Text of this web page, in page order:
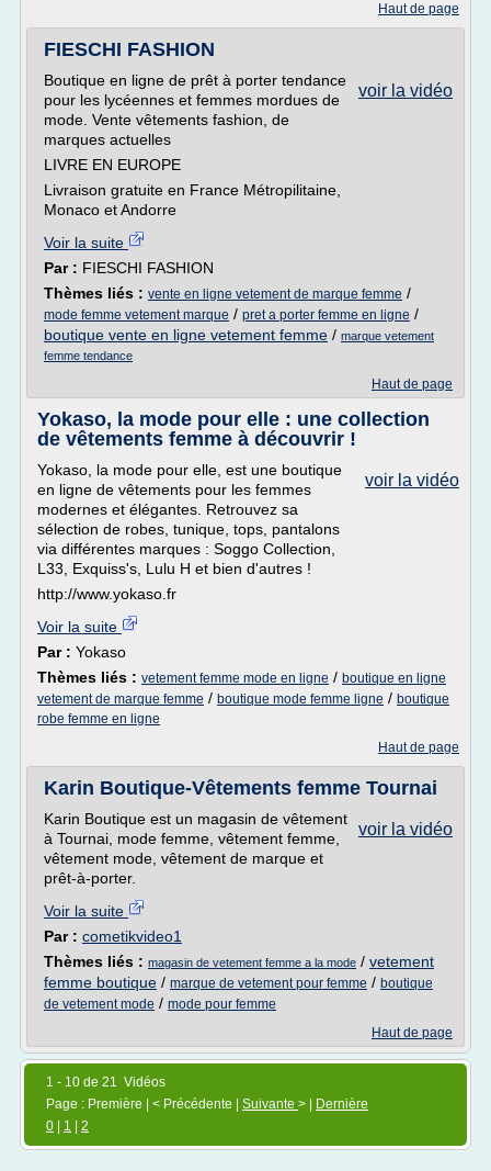
Haut de page
FIESCHI FASHION
voir la vidéo
Boutique en ligne de prêt à porter tendance
pour les lycéennes et femmes mordues de
mode. Vente vêtements fashion, de
marques actuelles
LIVRE EN EUROPE
Livraison gratuite en France Métropilitaine,
Monaco et Andorre
Voir la suite
Par : FIESCHI FASHION
Thèmes liés : vente en ligne vetement de marque femme /
mode femme vetement marque / pret a porter femme en ligne /
boutique vente en ligne vetement femme / marque vetement
femme tendance
Haut de page
Yokaso, la mode pour elle : une collection
de vêtements femme à découvrir !
voir la vidéo
Yokaso, la mode pour elle, est une boutique
en ligne de vêtements pour les femmes
modernes et élégantes. Retrouvez sa
sélection de robes, tunique, tops, pantalons
via différentes marques : Soggo Collection,
L33, Exquiss's, Lulu H et bien d'autres !
http://www.yokaso.fr
Voir la suite
Par : Yokaso
Thèmes liés : vetement femme mode en ligne / boutique en ligne
vetement de marque femme / boutique mode femme ligne / boutique
robe femme en ligne
Haut de page
Karin Boutique-Vêtements femme Tournai
voir la vidéo
Karin Boutique est un magasin de vêtement
à Tournai, mode femme, vêtement femme,
vêtement mode, vêtement de marque et
prêt-à-porter.
Voir la suite
Par : cometikvideo1
Thèmes liés : magasin de vetement femme a la mode / vetement
femme boutique / marque de vetement pour femme / boutique
de vetement mode / mode pour femme
Haut de page
1 - 10 de 21 Vidéos
Page : Première | < Précédente | Suivante > |
Dernière
0
1 2